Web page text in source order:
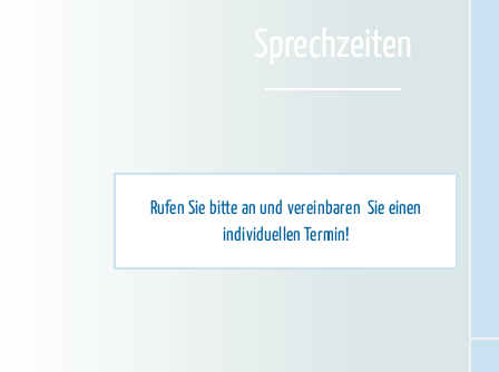
Sprechzeiten
Rufen Sie bitte an und vereinbaren Sie einen
individuellen Termin!